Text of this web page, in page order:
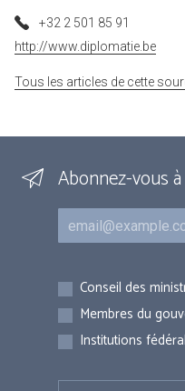
+32 2 501 85 91
http://www.diplomatie.be
Tous les articles de cette
Abonnez-vous
Courriel
Inscriptions
Conseil des
Membres du
Institutions